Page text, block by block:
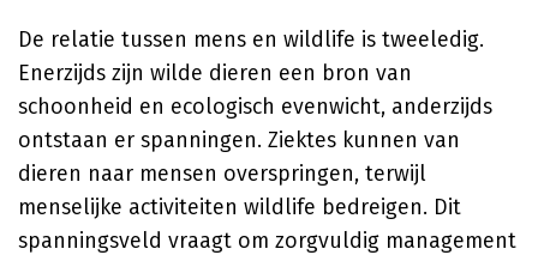
De relatie tussen mens en wildlife is tweeledig.
Enerzijds zijn wilde dieren een bron van
schoonheid en ecologisch evenwicht, anderzijds
ontstaan er spanningen. Ziektes kunnen van
dieren naar mensen overspringen, terwijl
menselijke activiteiten wildlife bedreigen. Dit
spanningsveld vraagt om zorgvuldig management